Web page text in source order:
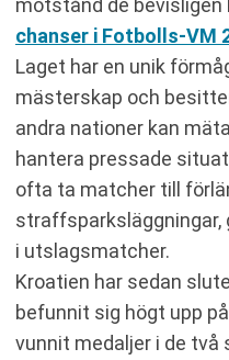
motstånd de bevisligen
chanser i Fotbolls-VM
Laget har en unik
mästerskap och
andra nationer kan
hantera pressade
ofta ta matcher till
straffsparksläggningar,
i utslagsmatcher.
Kroatien har sedan
befunnit sig högt upp
vunnit medaljer i de två